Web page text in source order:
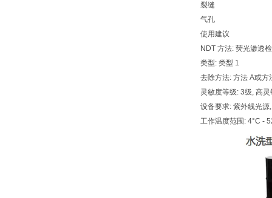
裂缝
气孔
使用建议
NDT 方法: 荧光渗透
类型: 类型 1
去除方法: 方法 A或方
灵敏度等级: 3级, 高灵
设备要求: 紫外线光源
工作温度范围: 4°C -